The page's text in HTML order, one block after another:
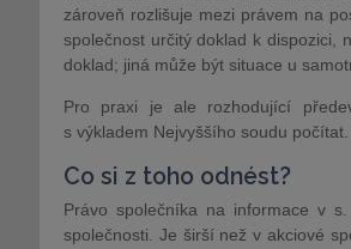
zároveň rozlišuje mezi právem na
společnost určitý doklad k dispozici,
doklad; jiná může být situace u
Pro praxi je ale rozhodující
s výkladem Nejvyššího soudu počítat.
Co si z toho odnést?
Právo společníka na informace v
společnosti. Je širší než v akciové